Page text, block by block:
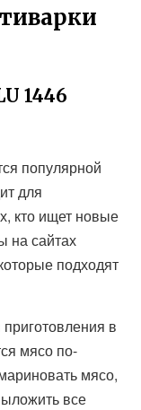
1446
популярной
для
кто ищет новые
на сайтах
подходят
в
мясо по-
мясо,
все